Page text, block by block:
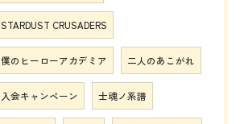
STARDUST CRUSADERS
僕のヒーローアカデミア 二人のあこがれ
入会キャンペーン 士魂ノ系譜